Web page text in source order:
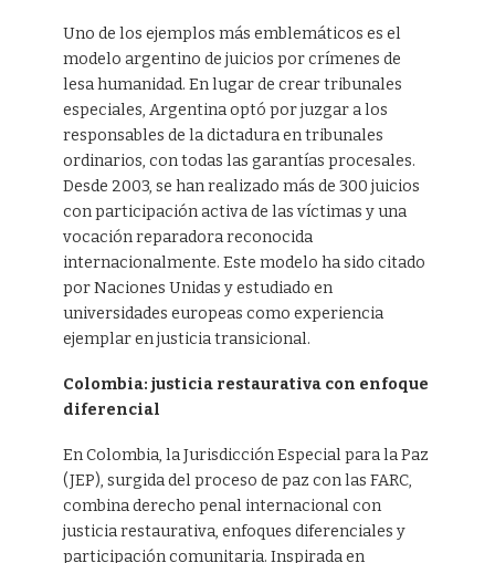
Uno de los ejemplos más emblemáticos es el
modelo argentino de juicios por crímenes de
lesa humanidad. En lugar de crear tribunales
especiales, Argentina optó por juzgar a los
responsables de la dictadura en tribunales
ordinarios, con todas las garantías procesales.
Desde 2003, se han realizado más de 300 juicios
con participación activa de las víctimas y una
vocación reparadora reconocida
internacionalmente. Este modelo ha sido citado
por Naciones Unidas y estudiado en
universidades europeas como experiencia
ejemplar en justicia transicional.
Colombia: justicia restaurativa con enfoque
diferencial
En Colombia, la Jurisdicción Especial para la Paz
(JEP), surgida del proceso de paz con las FARC,
combina derecho penal internacional con
justicia restaurativa, enfoques diferenciales y
participación comunitaria. Inspirada en